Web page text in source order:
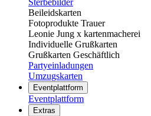
Sterbebilder
Beileidskarten
Fotoprodukte Trauer
Leonie Jung x kartenmacherei
Individuelle Grußkarten
Grußkarten Geschäftlich
Partyeinladungen
Umzugskarten
Eventplattform
Eventplattform
Extras